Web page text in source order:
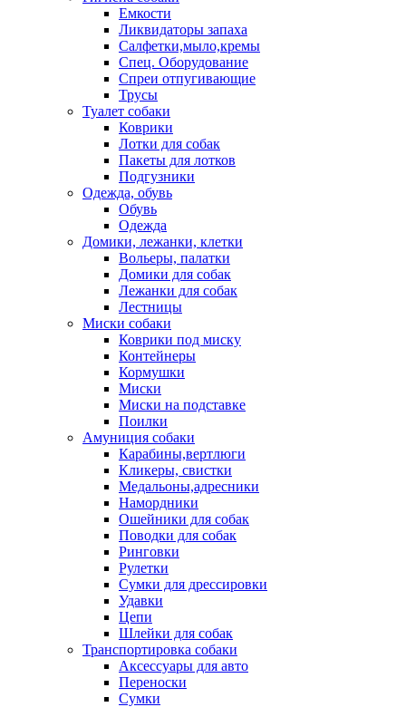
Емкости
Ликвидаторы запаха
Салфетки,мыло,кремы
Спец. Оборудование
Спреи отпугивающие
Трусы
Туалет собаки
Коврики
Лотки для собак
Пакеты для лотков
Подгузники
Одежда, обувь
Обувь
Одежда
Домики, лежанки, клетки
Вольеры, палатки
Домики для собак
Лежанки для собак
Лестницы
Миски собаки
Коврики под миску
Контейнеры
Кормушки
Миски
Миски на подставке
Поилки
Амуниция собаки
Карабины,вертлюги
Кликеры, свистки
Медальоны,адресники
Намордники
Ошейники для собак
Поводки для собак
Ринговки
Рулетки
Сумки для дрессировки
Удавки
Цепи
Шлейки для собак
Транспортировка собаки
Аксессуары для авто
Переноски
Сумки